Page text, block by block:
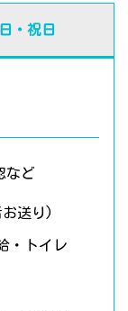
・祝日
など
送り)
・トイレ